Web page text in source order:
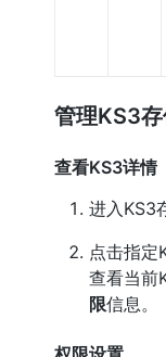
管理KS3
查看KS3详情
进入KS3
点击指定
查看当前
限信息。